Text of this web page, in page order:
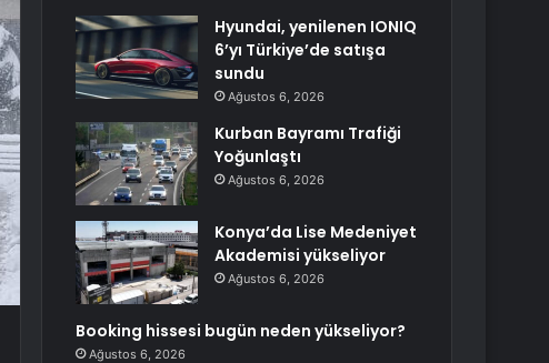
Hyundai, yenilenen IONIQ
6’yı Türkiye’de satışa
sundu
Ağustos 6, 2026
Kurban Bayramı Trafiği
Yoğunlaştı
Ağustos 6, 2026
Konya’da Lise Medeniyet
Akademisi yükseliyor
Ağustos 6, 2026
Booking hissesi bugün neden yükseliyor?
Ağustos 6, 2026